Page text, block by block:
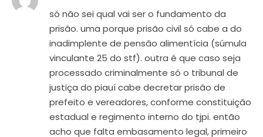
só não sei qual vai ser o fundamento da
prisão. uma porque prisão civil só cabe a do
inadimplente de pensão alimentícia (súmula
vinculante 25 do stf). outra é que caso seja
processado criminalmente só o tribunal de
justiça do piauí cabe decretar prisão de
prefeito e vereadores, conforme constituição
estadual e regimento interno do tjpi. então
acho que falta embasamento legal, primeiro